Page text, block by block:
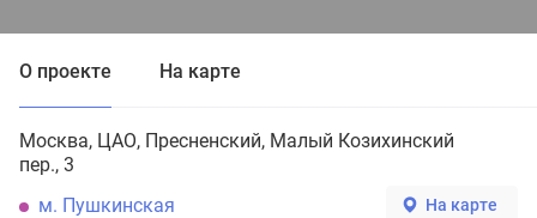
О проекте На карте
Москва ЦАО Пресненский Малый Козихинский
пер., 3
м. Пушкинская
На карте